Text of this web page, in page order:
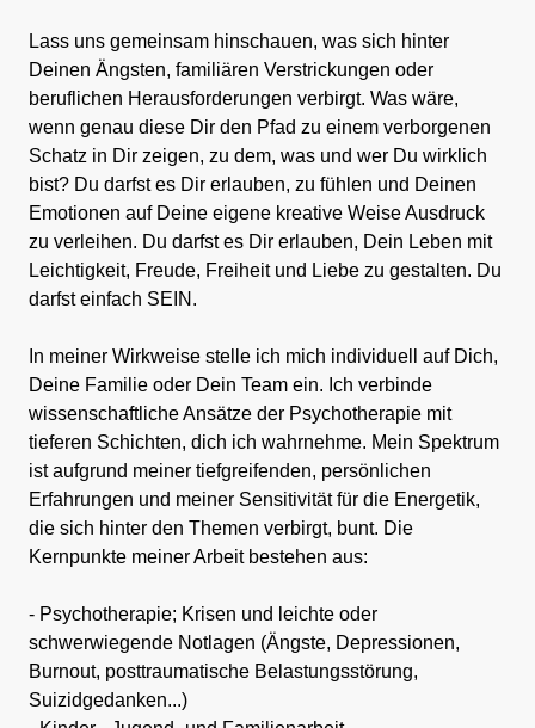
Lass uns gemeinsam hinschauen, was sich hinter
Deinen Ängsten, familiären Verstrickungen oder
beruflichen Herausforderungen verbirgt. Was wäre,
wenn genau diese Dir den Pfad zu einem verborgenen
Schatz in Dir zeigen, zu dem, was und wer Du wirklich
bist? Du darfst es Dir erlauben, zu fühlen und Deinen
Emotionen auf Deine eigene kreative Weise Ausdruck
zu verleihen. Du darfst es Dir erlauben, Dein Leben mit
Leichtigkeit, Freude, Freiheit und Liebe zu gestalten. Du
darfst einfach SEIN.
In meiner Wirkweise stelle ich mich individuell auf Dich,
Deine Familie oder Dein Team ein. Ich verbinde
wissenschaftliche Ansätze der Psychotherapie mit
tieferen Schichten, dich ich wahrnehme. Mein Spektrum
ist aufgrund meiner tiefgreifenden, persönlichen
Erfahrungen und meiner Sensitivität für die Energetik,
die sich hinter den Themen verbirgt, bunt. Die
Kernpunkte meiner Arbeit bestehen aus:
- Psychotherapie; Krisen und leichte oder
schwerwiegende Notlagen (Ängste, Depressionen,
Burnout, posttraumatische Belastungsstörung,
Suizidgedanken...)